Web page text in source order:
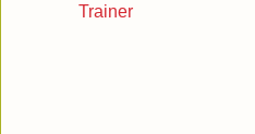
Trainer